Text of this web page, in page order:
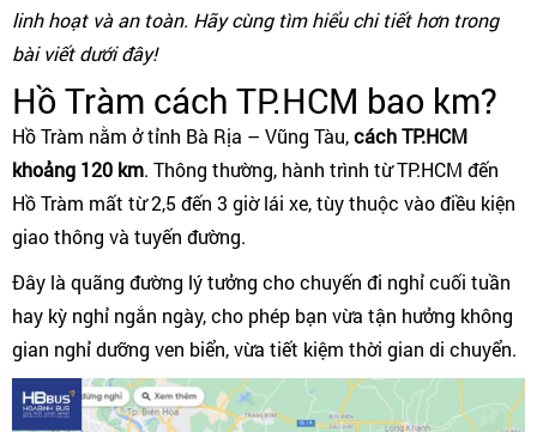
linh hoạt và an toàn. Hãy cùng tìm hiểu chi tiết hơn trong
bài viết dưới đây!
Hồ Tràm cách TP.HCM bao km?
Hồ Tràm nằm ở tỉnh Bà Rịa – Vũng Tàu,cách TP.HCM
khoảng 120 km. Thông thường, hành trình từ TP.HCM đến
Hồ Tràm mất từ 2,5 đến 3 giờ lái xe, tùy thuộc vào điều kiện
giao thông và tuyến đường.
Đây là quãng đường lý tưởng cho chuyến đi nghỉ cuối tuần
hay kỳ nghỉ ngắn ngày, cho phép bạn vừa tận hưởng không
gian nghỉ dưỡng ven biển, vừa tiết kiệm thời gian di chuyển.